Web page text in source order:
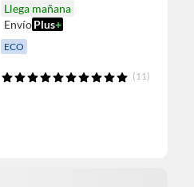
Llega mañana
EnvíoPlus+
ECO
(11)